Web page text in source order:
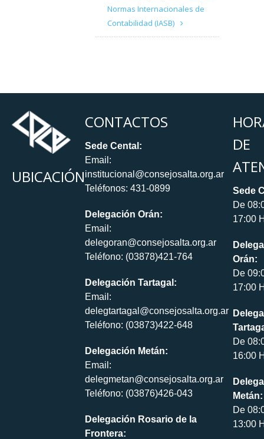
Normas Internacionales de
Contabilidad (IASB)
UBICACIÓN
CONTACTOS
Sede Cental:
Email:
institucional@consejosalta.org.ar
Teléfonos: 431-0899
Delegación Orán:
Email:
delegoran@consejosalta.org.ar
Teléfono: (03878)421-764
Delegación Tartagal:
Email:
delegtartagal@consejosalta.org.ar
Teléfono: (03873)422-648
Delegación Metán:
Email:
delegmetan@consejosalta.org.ar
Teléfono: (03876)426-043
Delegación Rosario de la
Frontera:
DE
Sede
De
17:00
Orán:
De
17:00
De
16:00
Metán:
De
13:00